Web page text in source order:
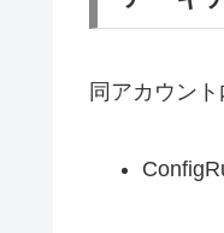
同アカウン